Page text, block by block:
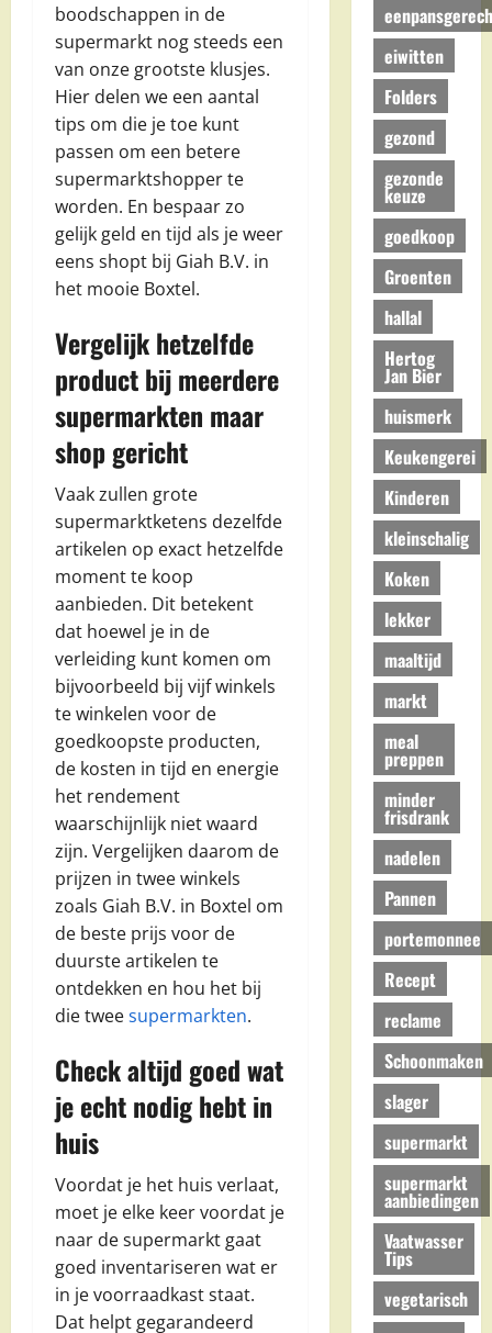
boodschappen in de
supermarkt nog steeds een
van onze grootste klusjes.
Hier delen we een aantal
tips om die je toe kunt
passen om een betere
supermarktshopper te
worden. En bespaar zo
gelijk geld en tijd als je weer
eens shopt bij Giah B.V. in
het mooie Boxtel.
Vergelijk hetzelfde
product bij meerdere
supermarkten maar
shop gericht
Vaak zullen grote
supermarktketens dezelfde
artikelen op exact hetzelfde
moment te koop
aanbieden. Dit betekent
dat hoewel je in de
verleiding kunt komen om
bijvoorbeeld bij vijf winkels
te winkelen voor de
goedkoopste producten,
de kosten in tijd en energie
het rendement
waarschijnlijk niet waard
zijn. Vergelijken daarom de
prijzen in twee winkels
zoals Giah B.V. in Boxtel om
de beste prijs voor de
duurste artikelen te
ontdekken en hou het bij
die tweesupermarkten.
Check altijd goed wat
je echt nodig hebt in
huis
Voordat je het huis verlaat,
moet je elke keer voordat je
naar de supermarkt gaat
goed inventariseren wat er
in je voorraadkast staat.
Dat helpt gegarandeerd
eiwitten
Folders
gezond
gezonde
keuze
goedkoop
Groenten
hallal
Hertog
Jan Bier
huismerk
Keukengerei
Kinderen
kleinschalig
Koken
lekker
maaltijd
markt
meal
preppen
minder
frisdrank
nadelen
Pannen
portemonnee
Recept
reclame
Schoonmaken
slager
supermarkt
supermarkt
aanbiedingen
Vaatwasser
Tips
vegetarisch